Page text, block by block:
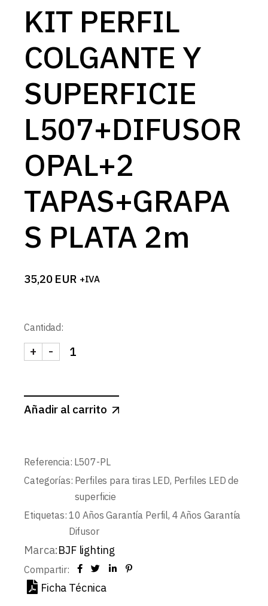
KIT PERFIL
COLGANTE Y
SUPERFICIE
L507+DIFUSOR
OPAL+2
TAPAS+GRAPA
S PLATA 2m
35,20 EUR +IVA
Cantidad:
KIT PERFIL COLGANTE Y SUPERFICIE
-
+
Añadir al carrito
Referencia: L507-PL
Categorías: Perfiles para tiras LED, Perfiles LED de
superficie
Etiquetas: 10 Años Garantía Perfil, 4 Años Garantía
Difusor
Marca:BJF lighting
Compartir:
Ficha Técnica